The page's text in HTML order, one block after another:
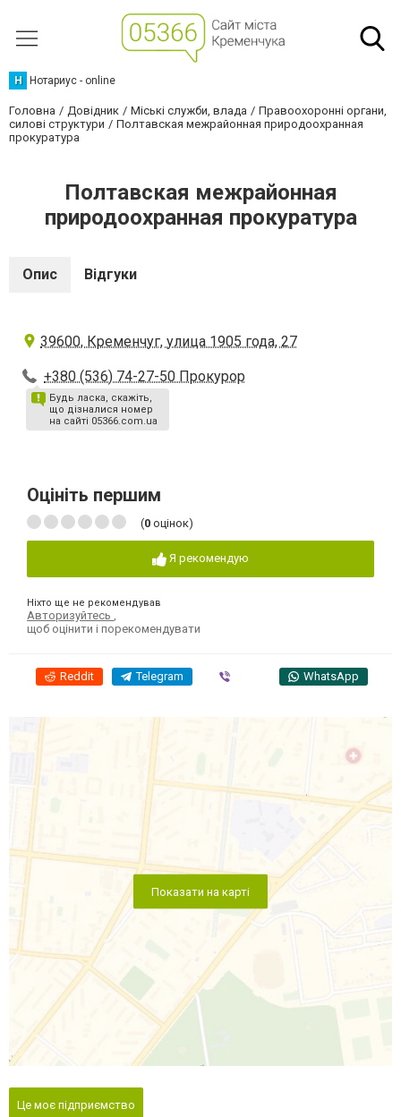
Н Нотариус - online
Головна Довідник Міські служби, влада
Правоохоронні органи,
силові структури
Полтавская межрайонная природоохранная
прокуратура
Полтавская межрайонная
природоохранная прокуратура
Опис Відгуки
39600, Кременчуг, улица 1905 года, 27
+380 (536) 74-27-50 Прокурор
Будь ласка, скажіть,
що дізналися номер
на сайті 05366.com.ua
Оцініть першим
(0 оцінок)
Я рекомендую
Ніхто ще не рекомендував
Авторизуйтесь
щоб оцінити і порекомендувати
Reddit Telegram WhatsApp
Показати на карті
Це моє підприємство